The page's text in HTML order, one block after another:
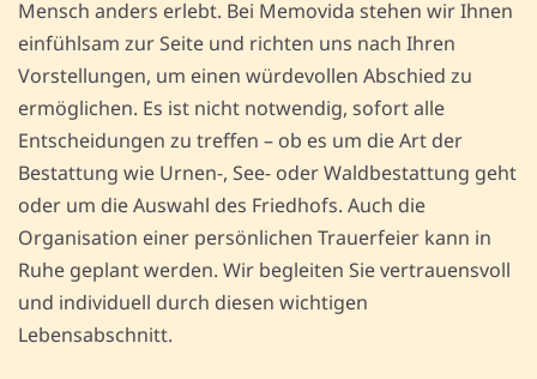
Mensch anders erlebt. Bei Memovida stehen wir Ihnen
einfühlsam zur Seite und richten uns nach Ihren
Vorstellungen, um einen würdevollen Abschied zu
ermöglichen. Es ist nicht notwendig, sofort alle
Entscheidungen zu treffen – ob es um die Art der
Bestattung wie Urnen-, See- oder Waldbestattung geht
oder um die Auswahl des Friedhofs. Auch die
Organisation einer persönlichen Trauerfeier kann in
Ruhe geplant werden. Wir begleiten Sie vertrauensvoll
und individuell durch diesen wichtigen
Lebensabschnitt.